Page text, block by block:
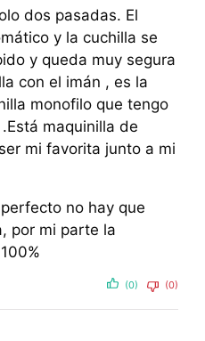
dos pasadas. El
y la cuchilla se
y queda muy segura
con el imán , es la
monofilo que tengo
maquinilla de
mi favorita junto a mi
no hay que
por mi parte la
(0) (0)